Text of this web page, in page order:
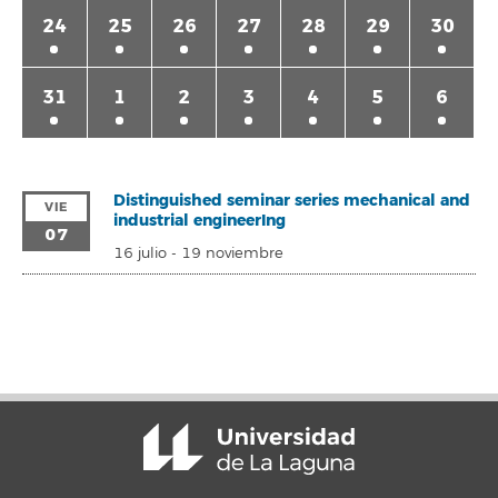
24 25 26 27 28 29 30
31 1 2 3 4 5 6
VIE
07
Distinguished seminar series mechanical and
industrial engineerIng
16 julio- 19 noviembre